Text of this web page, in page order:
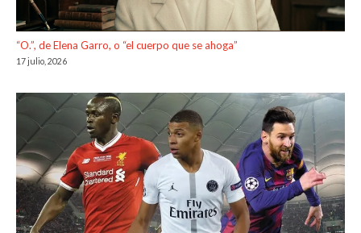
“O.”, de Elena Garro, o “el cuerpo que se ahoga”
17 julio, 2026